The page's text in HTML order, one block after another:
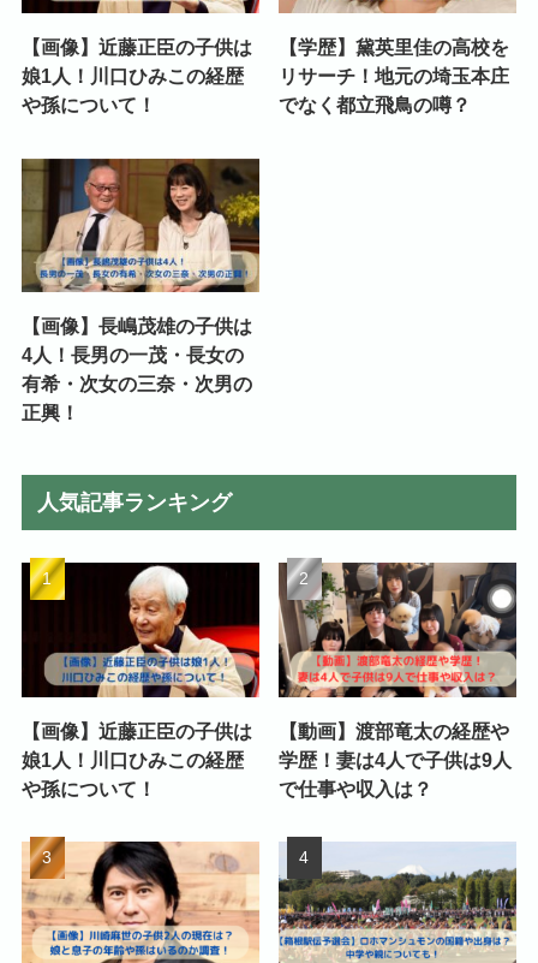
【画像】近藤正臣の子供は
娘1人！川口ひみこの経歴
や孫について！
【学歴】黛英里佳の高校を
リサーチ！地元の埼玉本庄
でなく都立飛鳥の噂？
【画像】長嶋茂雄の子供は
4人！長男の一茂・長女の
有希・次女の三奈・次男の
正興！
人気記事ランキング
【画像】近藤正臣の子供は
娘1人！川口ひみこの経歴
や孫について！
【動画】渡部竜太の経歴や
学歴！妻は4人で子供は9人
で仕事や収入は？